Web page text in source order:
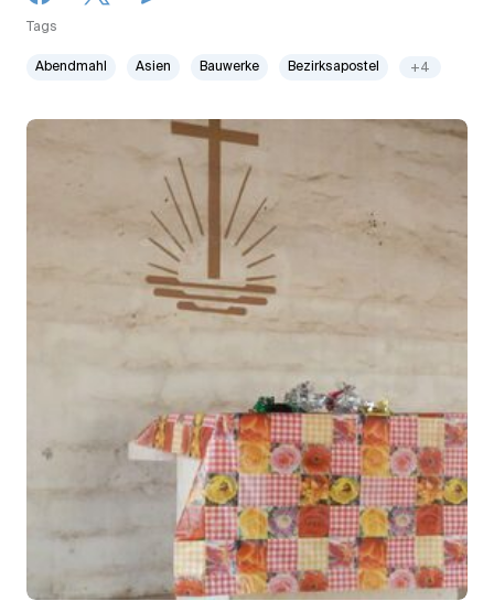
Tags
Abendmahl Asien Bauwerke Bezirksapostel +4